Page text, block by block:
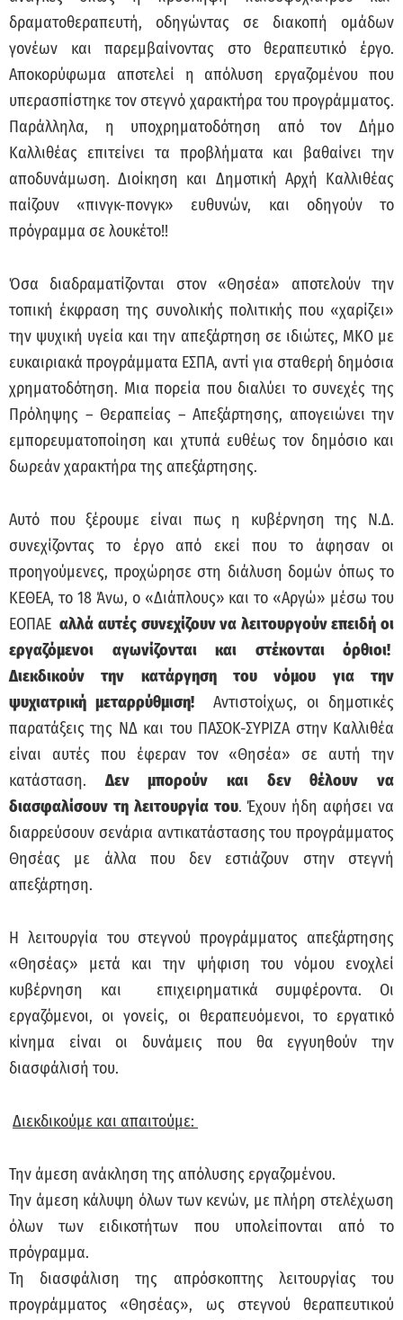
δραματοθεραπευτή, οδηγώντας σε διακοπή ομάδων
γονέων και παρεμβαίνοντας στο θεραπευτικό έργο.
Αποκορύφωμα αποτελεί η απόλυση εργαζομένου που
υπερασπίστηκε τον στεγνό χαρακτήρα του προγράμματος.
Παράλληλα, η υποχρηματοδότηση από τον Δήμο
Καλλιθέας επιτείνει τα προβλήματα και βαθαίνει την
αποδυνάμωση. Διοίκηση και Δημοτική Αρχή Καλλιθέας
παίζουν «πινγκ-πονγκ» ευθυνών, και οδηγούν το
πρόγραμμα σε λουκέτο!!
Όσα διαδραματίζονται στον «Θησέα» αποτελούν την
τοπική έκφραση της συνολικής πολιτικής που «χαρίζει»
την ψυχική υγεία και την απεξάρτηση σε ιδιώτες, ΜΚΟ με
ευκαιριακά προγράμματα ΕΣΠΑ, αντί για σταθερή δημόσια
χρηματοδότηση. Μια πορεία που διαλύει το συνεχές της
Πρόληψης – Θεραπείας – Απεξάρτησης, απογειώνει την
εμπορευματοποίηση και χτυπά ευθέως τον δημόσιο και
δωρεάν χαρακτήρα της απεξάρτησης.
Αυτό που ξέρουμε είναι πως η κυβέρνηση της Ν.Δ.
συνεχίζοντας το έργο από εκεί που το άφησαν οι
προηγούμενες, προχώρησε στη διάλυση δομών όπως το
ΚΕΘΕΑ, το 18 Άνω, ο «Διάπλους» και το «Αργώ» μέσω του
ΕΟΠΑΕαλλά αυτές συνεχίζουν να λειτουργούν επειδή οι
εργαζόμενοι αγωνίζονται και στέκονται όρθιοι!
Διεκδικούν την κατάργηση του νόμου για την
ψυχιατρική μεταρρύθμιση!
Αντιστοίχως, οι δημοτικές
παρατάξεις της ΝΔ και του ΠΑΣΟΚ-ΣΥΡΙΖΑ στην Καλλιθέα
είναι αυτές που έφεραν τον «Θησέα» σε αυτή την
κατάσταση. Δεν μπορούν και δεν θέλουν να
διασφαλίσουν τη λειτουργία του. Έχουν ήδη αφήσει να
διαρρεύσουν σενάρια αντικατάστασης του προγράμματος
Θησέας με άλλα που δεν εστιάζουν στην στεγνή
απεξάρτηση.
Η λειτουργία του στεγνού προγράμματος απεξάρτησης
«Θησέας» μετά και την ψήφιση του νόμου ενοχλεί
κυβέρνηση και επιχειρηματικά συμφέροντα. Οι
εργαζόμενοι, οι γονείς, οι θεραπευόμενοι, το εργατικό
κίνημα είναι οι δυνάμεις που θα εγγυηθούν την
διασφάλισή του.
Διεκδικούμε και απαιτούμε:
Την άμεση ανάκληση της απόλυσης εργαζομένου.
Την άμεση κάλυψη όλων των κενών, με πλήρη στελέχωση
όλων των ειδικοτήτων που υπολείπονται από το
πρόγραμμα.
Τη διασφάλιση της απρόσκοπτης λειτουργίας του
προγράμματος «Θησέας», ως στεγνού θεραπευτικού